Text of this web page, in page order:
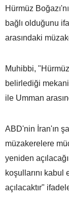
Hürmüz
bağlı olduğunu
arasındaki
Muhibbi, "Hürmüz
belirlediği
ile Umman
ABD'nin İran'ın
müzakerelere
yeniden
koşullarını
açılacaktır"